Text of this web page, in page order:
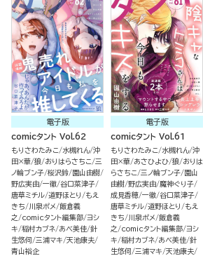
電子版
comicタント Vol.62
もりさわたみこ 水槻れん 沖
田×華 狼 おりはらさちこ 三
ノ輪ブン子 桜沢鈴 園山由樹
野広実由 一徹 谷口菜津子
唐草ミチル 道野ほとり
もえ
きち
川泉ポメ 飯倉義
之
comicタント編集部 ヨシ
キ 稲村カブネ あべ美佳 針
生悠伺 三浦マキ 天池康夫
青山裕企
電子版
comicタント Vol.61
もりさわたみこ 水槻れん 沖
田×華 あさひよひ 狼 おりは
らさちこ 三ノ輪ブン子 園山
由樹 野広実由 魔神ぐり子
成見香穂 一徹 谷口菜津子
唐草ミチル 道野ほとり
もえ
きち
川泉ポメ 飯倉義
之
comicタント編集部 ヨシ
キ 稲村カブネ あべ美佳 針
生悠伺 三浦マキ 天池康夫